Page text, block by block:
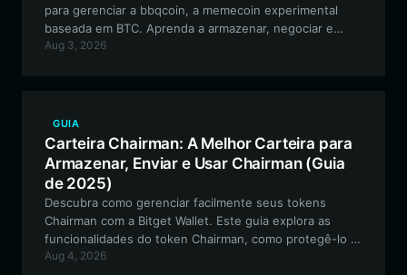
para gerenciar a bbqcoin, a memecoin experimental
baseada em BTC. Aprenda a armazenar, negociar e
interagir com segurança neste projeto histórico usando
Aug 3, 2026
GUIA
Carteira Chairman: A Melhor Carteira para
Armazenar, Enviar e Usar Chairman (Guia
de 2025)
Descubra como gerenciar facilmente seus tokens
Chairman com a Bitget Wallet. Este guia explora as
funcionalidades do token Chairman, como protegê-lo e
por que uma carteira descentralizada é essencial para
Aug 4, 2026